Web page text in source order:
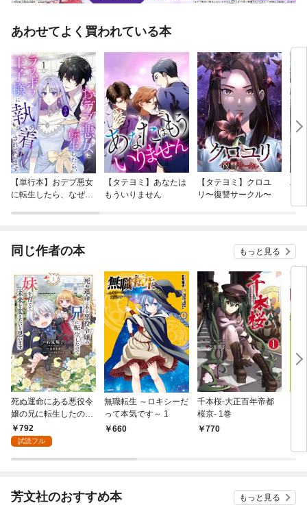
あわせてよく買われている本
【単行本】おデブ悪女
に転生したら、なぜか
【タテヨミ】あなたは
もういりません
【タテヨミ】クロユ
リ〜復讐サークル〜
バ
今
同じ作者の本 もっと見る
死ぬ運命にある悪役令
嬢の兄に転生したの
で、妹を育てて未来を
変えたいと思います 1
792
試読フル
無職転生 ～ロキシーだ
って本気です～ 1
660
千本桜-大正百年帝都
桜京- 1巻
770
芳文社のおすすめ本 もっと見る